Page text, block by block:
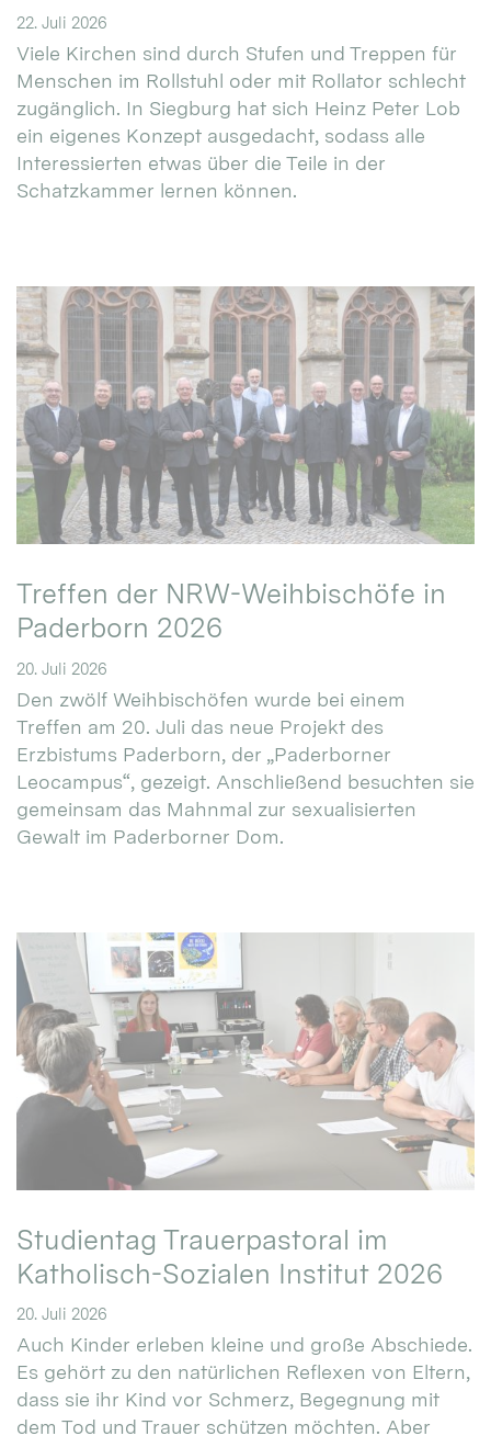
22. Juli 2026
Viele Kirchen sind durch Stufen und Treppen für
Menschen im Rollstuhl oder mit Rollator schlecht
zugänglich. In Siegburg hat sich Heinz Peter Lob
ein eigenes Konzept ausgedacht, sodass alle
Interessierten etwas über die Teile in der
Schatzkammer lernen können.
Treffen der NRW-Weihbischöfe in
Paderborn 2026
20. Juli 2026
Den zwölf Weihbischöfen wurde bei einem
Treffen am 20. Juli das neue Projekt des
Erzbistums Paderborn, der „Paderborner
Leocampus“, gezeigt. Anschließend besuchten sie
gemeinsam das Mahnmal zur sexualisierten
Gewalt im Paderborner Dom.
Studientag Trauerpastoral im
Katholisch-Sozialen Institut 2026
20. Juli 2026
Auch Kinder erleben kleine und große Abschiede.
Es gehört zu den natürlichen Reflexen von Eltern,
dass sie ihr Kind vor Schmerz, Begegnung mit
dem Tod und Trauer schützen möchten. Aber